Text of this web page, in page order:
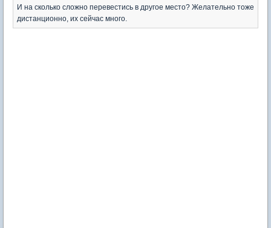
И на сколько сложно перевестись в другое место? Желательно тоже
дистанционно, их сейчас много.